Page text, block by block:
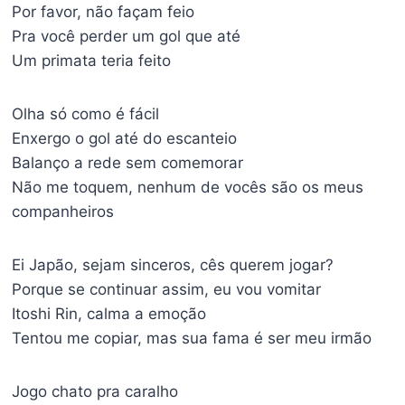
Por favor, não façam feio
Pra você perder um gol que até
Um primata teria feito
Olha só como é fácil
Enxergo o gol até do escanteio
Balanço a rede sem comemorar
Não me toquem, nenhum de vocês são os meus
companheiros
Ei Japão, sejam sinceros, cês querem jogar?
Porque se continuar assim, eu vou vomitar
Itoshi Rin, calma a emoção
Tentou me copiar, mas sua fama é ser meu irmão
Jogo chato pra caralho